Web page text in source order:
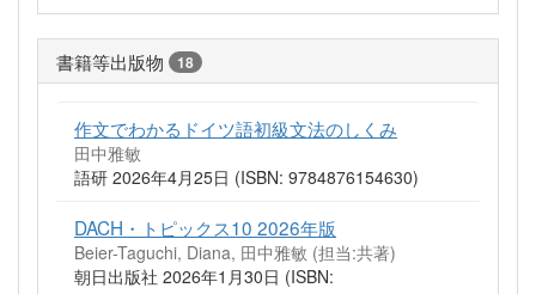
書籍等出版物 18
作文でわかるドイツ語初級文法のしくみ
田中雅敏
語研 2026年4月25日 (ISBN: 9784876154630)
DACH・トピックス10 2026年版
Beier-Taguchi, Diana, 田中雅敏 (担当:共著)
朝日出版社 2026年1月30日 (ISBN: